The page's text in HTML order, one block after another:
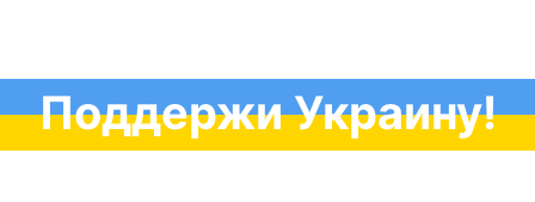
Поддержи Украину!